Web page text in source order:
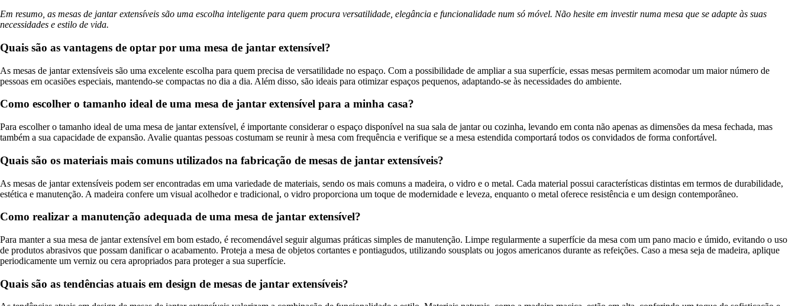
Em resumo, as mesas de jantar extensíveis são uma escolha inteligente para quem procura versatilidade, elegância e funcionalidade num só móvel. Não hesite em investir numa mesa que se adapte às suas
necessidades e estilo de vida.
Quais são as vantagens de optar por uma mesa de jantar extensível?
As mesas de jantar extensíveis são uma excelente escolha para quem precisa de versatilidade no espaço. Com a possibilidade de ampliar a sua superfície, essas mesas permitem acomodar um maior número de
pessoas em ocasiões especiais, mantendo-se compactas no dia a dia. Além disso, são ideais para otimizar espaços pequenos, adaptando-se às necessidades do ambiente.
Como escolher o tamanho ideal de uma mesa de jantar extensível para a minha casa?
Para escolher o tamanho ideal de uma mesa de jantar extensível, é importante considerar o espaço disponível na sua sala de jantar ou cozinha, levando em conta não apenas as dimensões da mesa fechada, mas
também a sua capacidade de expansão. Avalie quantas pessoas costumam se reunir à mesa com frequência e verifique se a mesa estendida comportará todos os convidados de forma confortável.
Quais são os materiais mais comuns utilizados na fabricação de mesas de jantar extensíveis?
As mesas de jantar extensíveis podem ser encontradas em uma variedade de materiais, sendo os mais comuns a madeira, o vidro e o metal. Cada material possui características distintas em termos de durabilidade,
estética e manutenção. A madeira confere um visual acolhedor e tradicional, o vidro proporciona um toque de modernidade e leveza, enquanto o metal oferece resistência e um design contemporâneo.
Como realizar a manutenção adequada de uma mesa de jantar extensível?
Para manter a sua mesa de jantar extensível em bom estado, é recomendável seguir algumas práticas simples de manutenção. Limpe regularmente a superfície da mesa com um pano macio e úmido, evitando o uso
de produtos abrasivos que possam danificar o acabamento. Proteja a mesa de objetos cortantes e pontiagudos, utilizando sousplats ou jogos americanos durante as refeições. Caso a mesa seja de madeira, aplique
periodicamente um verniz ou cera apropriados para proteger a sua superfície.
Quais são as tendências atuais em design de mesas de jantar extensíveis?